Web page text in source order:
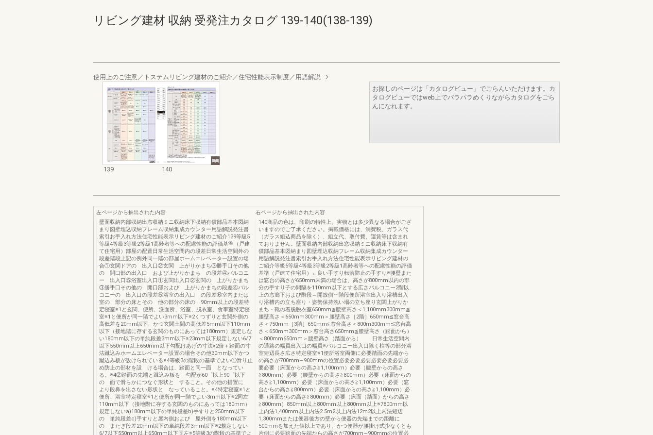
リビング建材 収納 受発注カタログ 139-140(138-139)
使用上のご注意／トステムリビング建材のご紹介／住宅性能表示制度／用語解説
139 140
お探しのページは「カタログビュー」でごらんいただけます。カ
タログビューではweb上でパラパラめくりながらカタログをごら
んになれます。
左ページから抽出された内容
壁面収納内部収納出窓収納ミニ収納床下収納有償部品基本図納
まり図壁埋込収納フレーム収納集成カウンター用語解説発注書
索引お手入れ方法住宅性能表示リビング建材のご紹介139等級5
等級4等級3等級2等級1高齢者等への配慮性能の評価基準（戸建
て住宅用）部屋の配置日常生活空間内の段差日常生活空間外の
段差階段上記の例外同一階の部屋ホームエレベーター設置の場
合①玄関ドアの 出入口②玄関 上がりかまち③勝手口その他
の 開口部の出入口 および上がりかまち の段差④バルコニ
ー 出入口⑤浴室出入口①玄関出入口②玄関の 上がりかまち
③勝手口その他の 開口部および 上がりかまちの段差④バル
コニーの 出入口の段差⑤浴室の出入口 の段差⑥室内または
室の 部分の床とその 他の部分の床の 90mm以上の段差特
定寝室※1と玄関、便所、洗面所、浴室、脱衣室、食事室特定寝
室※1と便所が同一階でよい3mm以下※2くつずりと玄関外側の
高低差を20mm以下、かつ玄関土間の高低差5mm以下110mm
以下（接地階に存する玄関のものにあっては180mm）規定しな
い180mm以下の単純段差3mm以下※23mm以下規定しない6/7
以下550mm以上650mm以下勾配けあげの寸法×2倍＋踏面の寸
法蹴込みホームエレベーター設置の場合その他30mm以下かつ
蹴込み板が設けられている※4等級3の階段の基準でよい①滑り止
め防止の部材を設 ける場合は、踏面と同一面 となってい
る。※4②踏面の先端と蹴込み板を 勾配が60゜以上90゜以下
の 面で滑らかにつなぐ形状と すること。その他の措置に
より段鼻を出さない形状と なっていること。※4特定寝室※1と
便所、浴室特定寝室※1と便所が同一階でよい3mm以下※2同左
110mm以下（接地階に存する玄関のものにあっては180mm）
規定しないa)180mm以下の単純段差b)手すりと250mm以下
の 単純段差c)手すりと屋内側および 屋外側を180mm以下
の またぎ段差20mm以下の単純段差3mm以下※2規定しない
6/7以下550mm以上650mm以下同左※5等級3の階段の基準でよ
右ページから抽出された内容
140商品の色は、印刷の特性上、実物とは多少異なる場合がござ
いますのでご了承ください。掲載価格には、消費税、ガラス代
（ガラス組込商品を除く）、組立代、取付費、運賃等は含まれ
ておりません。壁面収納内部収納出窓収納ミニ収納床下収納有
償部品基本図納まり図壁埋込収納フレーム収納集成カウンター
用語解説発注書索引お手入れ方法住宅性能表示リビング建材の
ご紹介等級5等級4等級3等級2等級1高齢者等への配慮性能の評価
基準（戸建て住宅用）←良い手すり転落防止の手すり※腰壁また
は窓台の高さが650mm未満の場合は、高さが800mm以内の部
分の手すり子の間隔を110mm以下とする広さバルコニー2階以
上の窓廊下および階段︵開放側︶階段便所浴室出入り浴槽出入
り浴槽内の立ち座り・姿勢保持洗い場の立ち座り玄関上がりか
まち・靴の着脱脱衣室650mm≦腰壁高さ＜1,100mm300mm≦
腰壁高さ＜650mm300mm＞腰壁高さ［2階］650mm≦窓台高
さ＜750mm［3階］650mm≦窓台高さ＜800m300mm≦窓台高
さ＜650mm300mm＞窓台高さ650mm≦腰壁高さ（踏面から）
＜800mm650mm＞腰壁高さ（踏面から） 日常生活空間内
の通路の幅員出入口の幅員※バルコニー出入口除く柱等の部分浴
室短辺長さ広さ特定寝室※1便所浴室両側に必要踏面の先端から
の高さが700mm∼900mmの位置必要必要必要必要必要必要必
要必要（床面からの高さ≧1,100mm）必要（腰壁からの高さ
≧800mm）必要（腰壁からの高さ≧800mm）必要（床面からの
高さ≧1,100mm）必要（床面からの高さ≧1,100mm）必要（窓
台からの高さ≧800mm）必要（床面からの高さ≧1,100mm）必
要（床面からの高さ≧800mm）必要（床面（踏面）からの高さ
≧800mm）850mm以上800mm以上800mm以上※7800mm以
上内法1,400mm以上内法2.5m2以上内法12m2以上内法短辺
1,300mmまたは便器後方の壁から便器の先端までの距離に
500mmを加えた値以上であり、かつ便器が腰掛け式少なくとも
片側に必要踏面の先端からの高さが700mm∼900mmの位置必